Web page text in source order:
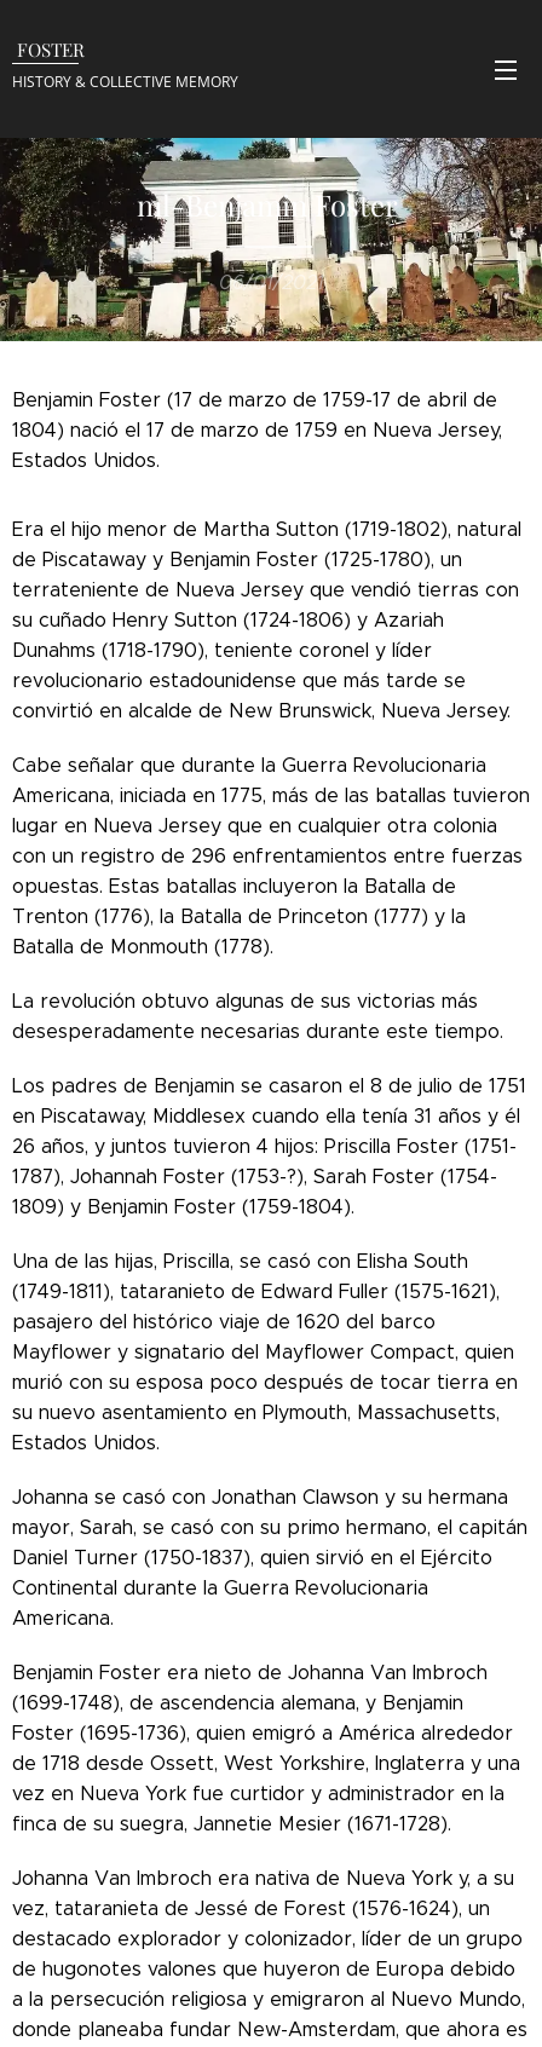
FOSTER
HISTORY & COLLECTIVE MEMORY
ml-Benjamin Foster
06/01/2021
Benjamin Foster (17 de marzo de 1759-17 de abril de
1804) nació el 17 de marzo de 1759 en Nueva Jersey,
Estados Unidos.
Era el hijo menor de Martha Sutton (1719-1802), natural
de Piscataway y Benjamin Foster (1725-1780), un
terrateniente de Nueva Jersey que vendió tierras con
su cuñado Henry Sutton (1724-1806) y Azariah
Dunahms (1718-1790), teniente coronel y líder
revolucionario estadounidense que más tarde se
convirtió en alcalde de New Brunswick, Nueva Jersey.
Cabe señalar que durante la Guerra Revolucionaria
Americana, iniciada en 1775, más de las batallas tuvieron
lugar en Nueva Jersey que en cualquier otra colonia
con un registro de 296 enfrentamientos entre fuerzas
opuestas. Estas batallas incluyeron la Batalla de
Trenton (1776), la Batalla de Princeton (1777) y la
Batalla de Monmouth (1778).
La revolución obtuvo algunas de sus victorias más
desesperadamente necesarias durante este tiempo.
Los padres de Benjamin se casaron el 8 de julio de 1751
en Piscataway, Middlesex cuando ella tenía 31 años y él
26 años, y juntos tuvieron 4 hijos: Priscilla Foster (1751-
1787), Johannah Foster (1753-?), Sarah Foster (1754-
1809) y Benjamin Foster (1759-1804).
Una de las hijas, Priscilla, se casó con Elisha South
(1749-1811), tataranieto de Edward Fuller (1575-1621),
pasajero del histórico viaje de 1620 del barco
Mayflower y signatario del Mayflower Compact, quien
murió con su esposa poco después de tocar tierra en
su nuevo asentamiento en Plymouth, Massachusetts,
Estados Unidos.
Johanna se casó con Jonathan Clawson y su hermana
mayor, Sarah, se casó con su primo hermano, el capitán
Daniel Turner (1750-1837), quien sirvió en el Ejército
Continental durante la Guerra Revolucionaria
Americana.
Benjamin Foster era nieto de Johanna Van Imbroch
(1699-1748), de ascendencia alemana, y Benjamin
Foster (1695-1736), quien emigró a América alrededor
de 1718 desde Ossett, West Yorkshire, Inglaterra y una
vez en Nueva York fue curtidor y administrador en la
finca de su suegra, Jannetie Mesier (1671-1728).
Johanna Van Imbroch era nativa de Nueva York y, a su
vez, tataranieta de Jessé de Forest (1576-1624), un
destacado explorador y colonizador, líder de un grupo
de hugonotes valones que huyeron de Europa debido
a la persecución religiosa y emigraron al Nuevo Mundo,
donde planeaba fundar New-Amsterdam, que ahora es